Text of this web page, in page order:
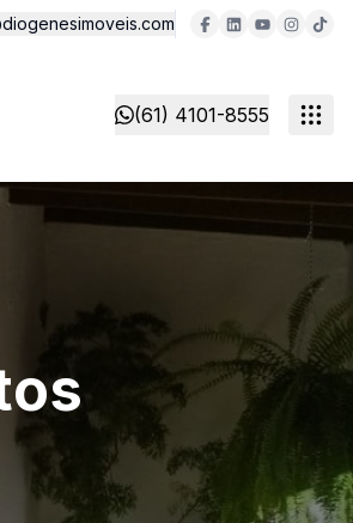
(61) 4101-8555